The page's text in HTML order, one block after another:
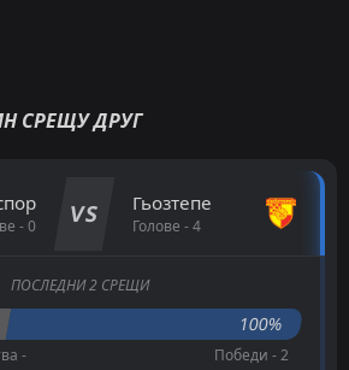
СРЕЩУ ДРУГ
- 0 VS Гьозтепе
Голове - 4
ПОСЛЕДНИ 2 СРЕЩИ
100%
- Победи - 2